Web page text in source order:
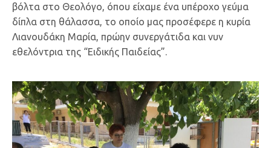
βόλτα στο Θεολόγο, όπου είχαμε ένα υπέροχο γεύμα
δίπλα στη θάλασσα, το οποίο μας προσέφερε η κυρία
Λιανουδάκη Μαρία, πρώην συνεργάτιδα και νυν
εθελόντρια της “Ειδικής Παιδείας”.